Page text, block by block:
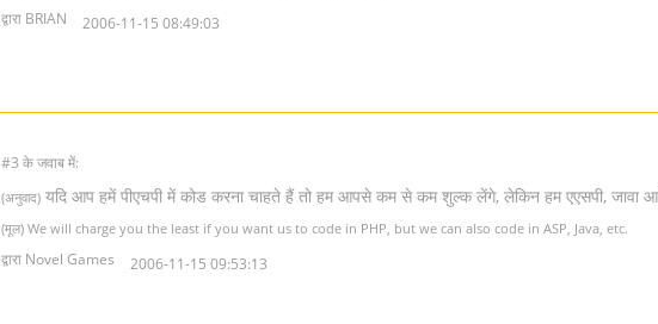
द्वारा BRIAN 2006-11-15 08:49:03
#3 के जवाब में:
(अनुवाद) यदि आप हमें पीएचपी में कोड करना चाहते हैं तो हम आपसे कम से कम शुल्क लेंगे, लेकिन हम एएसपी, जावा
(मूल) We will charge you the least if you want us to code in PHP, but we can also code in ASP, Java, etc.
द्वारा Novel Games 2006-11-15 09:53:13